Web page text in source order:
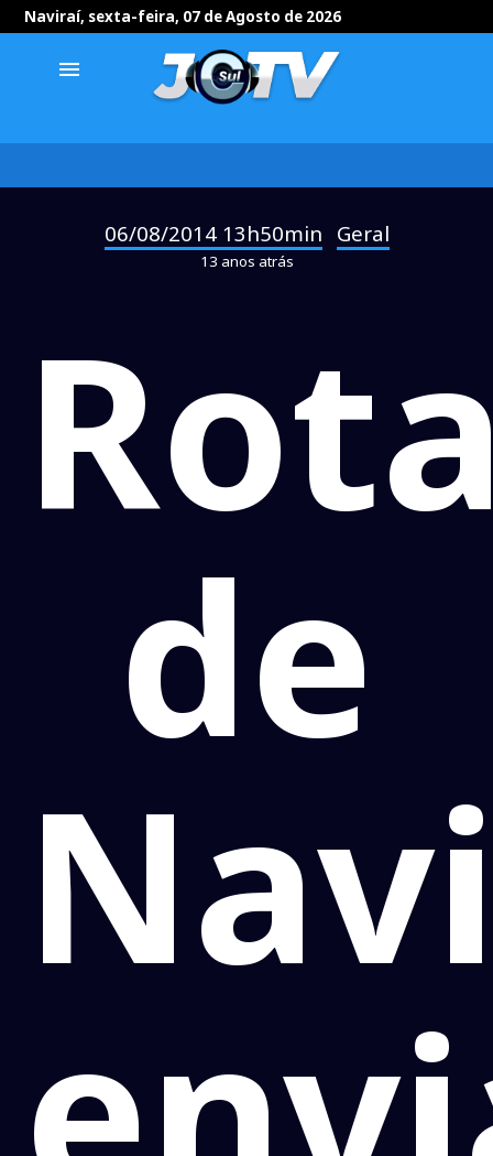
Naviraí, sexta-feira, 07 de Agosto de 2026
menu
06/08/2014 13h50min Geral
13 anos atrás
de